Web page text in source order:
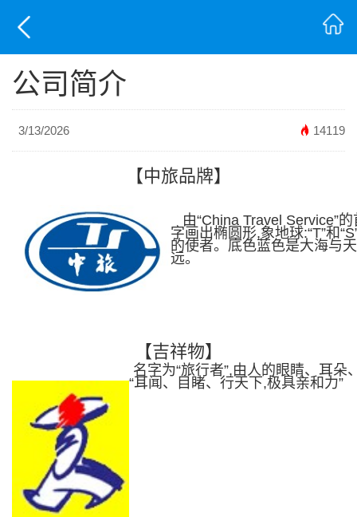
公司简介
3/13/2026 14119
【中旅品牌】
由“China Travel Service”的
字画出椭圆形,象地球:“T”和
的使者。底色蓝色是大海与
远。
【吉祥物】
名字为“旅行者”,由人的眼睛、耳
“耳闻、目睹、行天下,极具亲和力”